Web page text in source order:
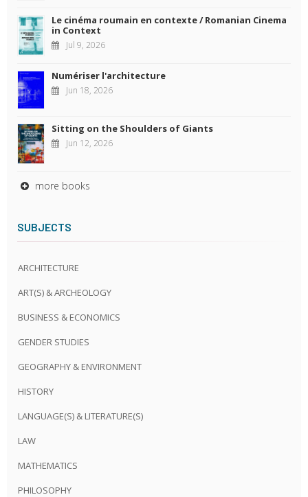
Le cinéma roumain en contexte / Romanian Cinema
in Context
Jul 9, 2026
Numériser l'architecture
Jun 18, 2026
Sitting on the Shoulders of Giants
Jun 12, 2026
more books
SUBJECTS
ARCHITECTURE
ART(S) & ARCHEOLOGY
BUSINESS & ECONOMICS
GENDER STUDIES
GEOGRAPHY & ENVIRONMENT
HISTORY
LANGUAGE(S) & LITERATURE(S)
LAW
MATHEMATICS
PHILOSOPHY